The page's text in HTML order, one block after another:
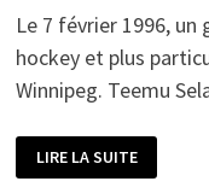
Le 7 février 1996, un
hockey et plus
Winnipeg. Teemu
DE
LA
LIRE LA SUITE